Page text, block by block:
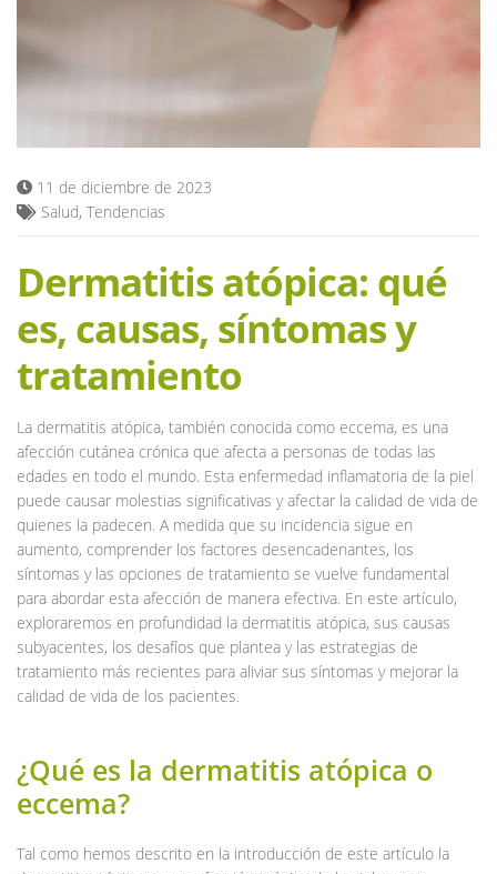
11 de diciembre de 2023
Salud, Tendencias
Dermatitis atópica: qué
es, causas, síntomas y
tratamiento
La dermatitis atópica, también conocida como eccema, es una
afección cutánea crónica que afecta a personas de todas las
edades en todo el mundo. Esta enfermedad inflamatoria de la piel
puede causar molestias significativas y afectar la calidad de vida de
quienes la padecen. A medida que su incidencia sigue en
aumento, comprender los factores desencadenantes, los
síntomas y las opciones de tratamiento se vuelve fundamental
para abordar esta afección de manera efectiva. En este artículo,
exploraremos en profundidad la dermatitis atópica, sus causas
subyacentes, los desafíos que plantea y las estrategias de
tratamiento más recientes para aliviar sus síntomas y mejorar la
calidad de vida de los pacientes.
¿Qué es la dermatitis atópica o
eccema?
Tal como hemos descrito en la introducción de este artículo la